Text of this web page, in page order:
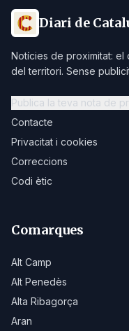
Diari de
Notícies de proximitat: el
del territori. Sense
Publica la teva nota de
Contacte
Privacitat i cookies
Correccions
Codi ètic
Comarques
Alt Camp
Alt Penedès
Alta Ribagorça
Aran